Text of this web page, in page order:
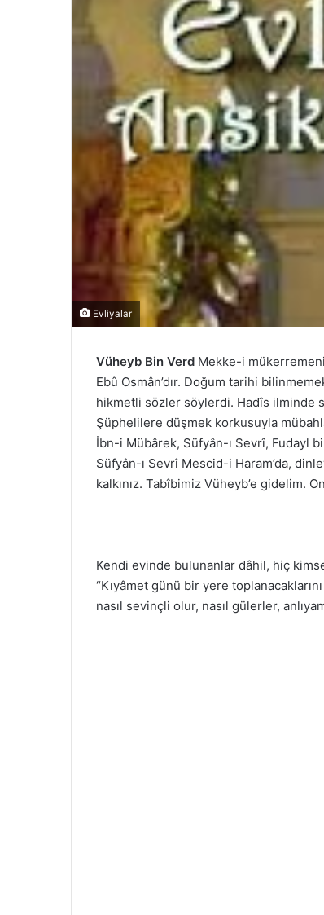
Evliyalar
Vüheyb Bin Verd Mekke-i
Ebû Osmân’dır. Doğum tarihi
hikmetli sözler söylerdi. Hadîs ilminde
Şüphelilere düşmek korkusuyla
İbn-i Mübârek, Süfyân-ı Sevrî, Fudayl
Süfyân-ı Sevrî Mescid-i Haram’da,
kalkınız. Tabîbimiz Vüheyb’e gidelim.
Kendi evinde bulunanlar dâhil, hiç
“Kıyâmet günü bir yere
nasıl sevinçli olur, nasıl gülerler,